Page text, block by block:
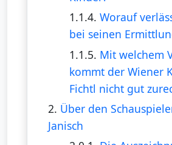
1.1.4. Worauf
bei seinen
1.1.5. Mit welchem
kommt der Wiener
Fichtl nicht gut
2. Über den
Janisch